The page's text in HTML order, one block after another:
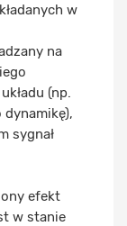
w
na
(np.
sygnał
efekt
w stanie